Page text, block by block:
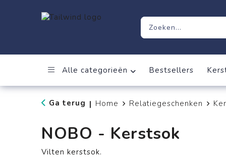
Alle categorieën Bestsellers
Ga terug | Home Relatiegeschenken
NOBO - Kerstsok
Vilten kerstsok.